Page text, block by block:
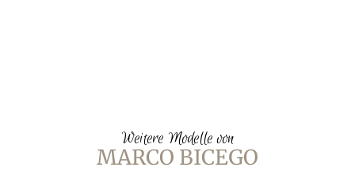
Weitere Modelle von
MARCO BICEGO